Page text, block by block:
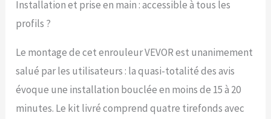
tuyau rétractable permet
surfaces en brique,
béton, bois ou pierre
démonté pour un
rangement à l'abri du gel
Installation et prise en main : accessible à tous les
profils ?
Le montage de cet enrouleur VEVOR est unanimement
salué par les utilisateurs : la quasi-totalité des avis
évoque une installation bouclée en moins de 15 à 20
minutes. Le kit livré comprend quatre tirefonds avec